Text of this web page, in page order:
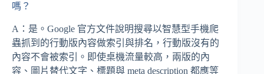
嗎？
A：是。Google 官方文件說明搜尋以智慧型手機爬
蟲抓到的行動版內容做索引與排名，行動版沒有的
內容不會被索引。即使桌機流量較高，兩版的內
容、圖片替代文字、標題與 meta description 都應等